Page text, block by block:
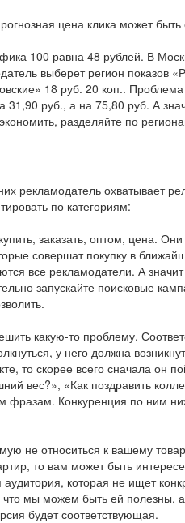
цена клика может
100 равна 48 рублей. В
выберет регион показов
18 руб. 20 коп..
руб., а на 75,80 руб. А
разделяйте по
рекламодатель охватывает
по категориям:
заказать, оптом, цена.
совершат покупку в
все рекламодатели. А
запускайте поисковые
какую-то проблему.
у него должна
то скорее всего сначала он
вес?», «Как поздравить
фразам. Конкуренция по ним
не относиться к вашему
то вам может быть
которая не ищет
мы можем быть ей полезны,
будет соответствующая.